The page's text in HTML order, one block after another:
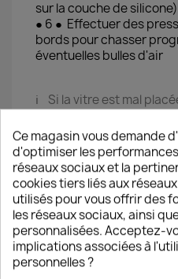
sur la couche de silicone)
● 6 ● Effectuer des
bords pour chasser
éventuelles bulles d'air
ℹ️ Si la vitre est mal
d’air il est possible de la
immédiatement en
poussière se poser.
Les vitres de
respectent les
d’un point de vue
et
Ce magasin vous demande
d'optimiser les
réseaux sociaux et la
cookies tiers liés aux
utilisés pour vous offrir des
les réseaux sociaux, ainsi
personnalisées. Acceptez-
implications associées à
personnelles ?